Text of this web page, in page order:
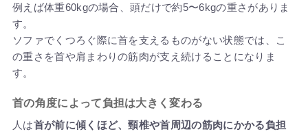
例えば体重60kgの場合、頭だけで約5〜6kgの重さがありま
す。
ソファでくつろぐ際に首を支えるものがない状態では、こ
の重さを首や肩まわりの筋肉が支え続けることになりま
す。
首の角度によって負担は大きく変わる
人は首が前に傾くほど、頸椎や首周辺の筋肉にかかる負担